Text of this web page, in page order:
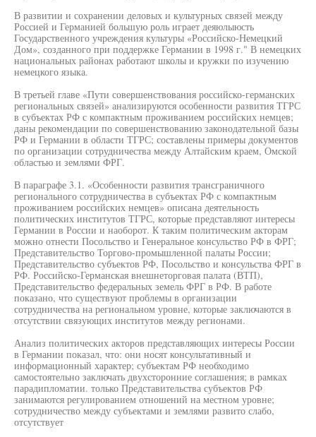
В развитии и сохранении деловых и культурных связей между
Россией и Германией большую роль играет деяюлыюсть
Государственного учреждения культуры «Российско-Немецкий
Дом», созданного при поддержке Германии в 1998 г." В немецких
национальных районах работают школы и кружки по изучению
немецкого языка.
В третьей главе «Пути совершенствования российско-германских
региональных связей» анализируются особенности развития ТГРС
в субъектах РФ с компактным проживанием российских немцев;
даны рекомендации по совершенствованию законодательной базы
РФ и Германии в области ТГРС; составлены примеры документов
по организации сотрудничества между Алтайским краем, Омской
областью и землями ФРГ.
В параграфе 3.1. «Особенности развития трансграничного
регионального сотрудничества в субъектах РФ с компактным
проживанием российских немцев» описана деятельность
политических институтов ТГРС, которые представляют интересы
Германии в России и наоборот. К таким политическим акторам
можно отнести Посольство и Генеральное консульство РФ в ФРГ;
Представительство Торгово-промышленной палаты России;
Представительство субъектов РФ, Посольство и консульства ФРГ в
РФ. Российско-Германская внешнеторговая палата (ВТП),
Представительство федеральных земель ФРГ в РФ. В работе
показано, что существуют проблемы в организации
сотрудничества на региональном уровне, которые заключаются в
отсутствии связующих институтов между регионами.
Анализ политических акторов представляющих интересы России
в Германии показал, что: они носят консультативный и
информационный характер; субъектам РФ необходимо
самостоятельно заключать двухсторонние соглашения; в рамках
парадипломатии. только Представительства субъектов РФ
занимаются регулированием отношений на местном уровне;
сотрудничество между субъектами и землями развито слабо,
отсутствует